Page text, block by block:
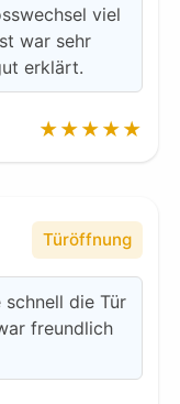
viel
war sehr
erklärt.
★★★★★
Türöffnung
die Tür
freundlich